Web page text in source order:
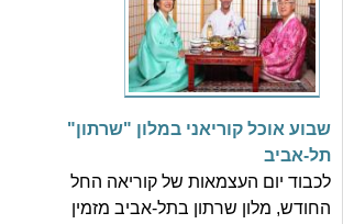
שבוע אוכל קוריאני במלון "שרתון"
תל-אביב
לכבוד יום העצמאות של קוריאה החל
החודש, מלון שרתון בתל-אביב מזמין